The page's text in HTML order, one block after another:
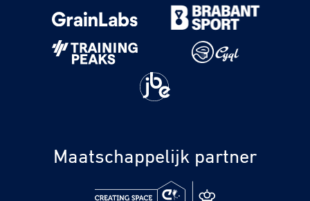
Maatschappelijk partner